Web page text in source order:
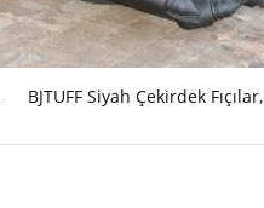
BJTUFF Siyah Çekirdek Fıçılar,